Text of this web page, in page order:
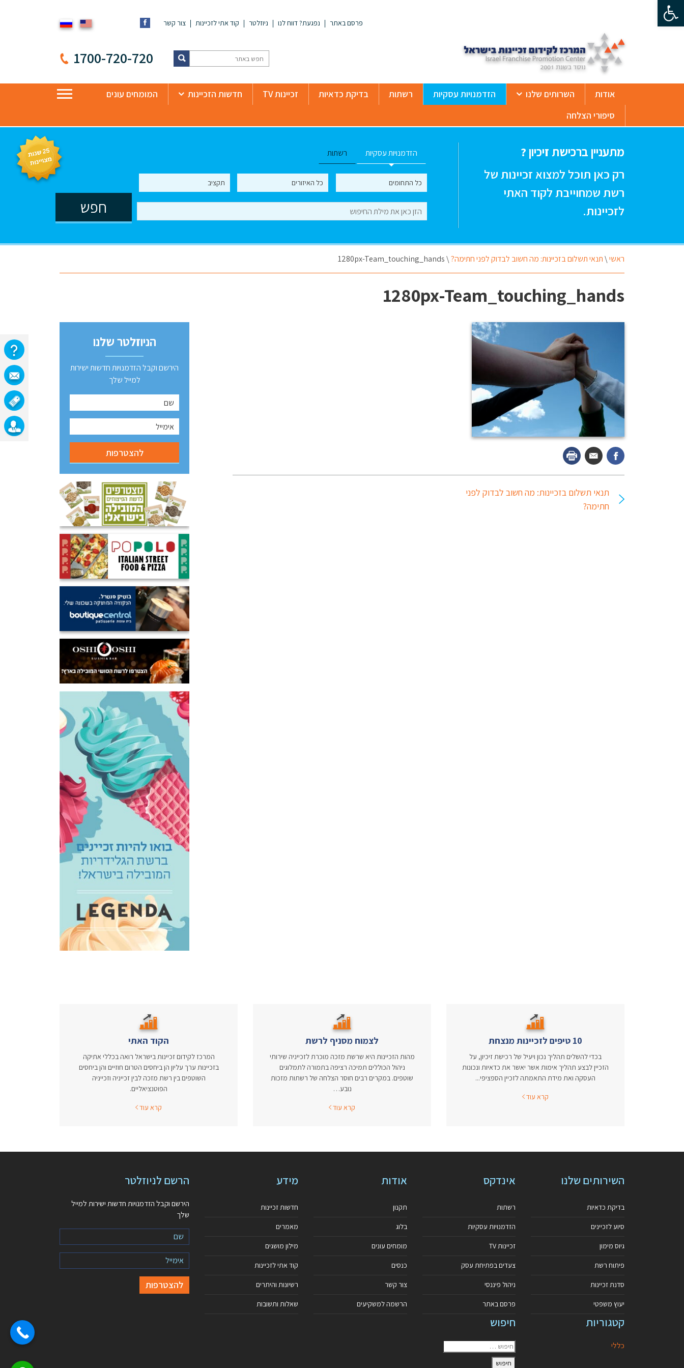
פתח סרגל נגישות
פרסם באתר נפגעת? דווח לנו ניוזלטר קוד אתי לזכיינות צור קשר
1700-720-720
אודות השרותים שלנו הזדמנויות עסקיות רשתות בדיקת כדאיות זכיינות TV חדשות הזכיינות
המומחים עונים
סיפורי הצלחה
מתעניין ברכישת זיכיון ?
רק כאן תוכל למצוא זכיינות של
רשת שמחוייבת לקוד האתי
לזכיינות.
הזדמנויות עסקיות רשתות
ראשי\תנאי תשלום בזכיינות: מה חשוב לבדוק לפני חתימה?\
1280px-Team_touching_hands
1280px-Team_touching_hands
תנאי תשלום בזכיינות: מה חשוב לבדוק לפני
חתימה?
הניוזלטר שלנו
הירשם וקבל הזדמנויות חדשות ישירות
למייל שלך
10 טיפים לזכיינות מנצחת
בכדי להשלים תהליך נכון ויעיל של רכישת זיכיון, על
הזכיין לבצע תהליך אימות אשר יאשר את כדאיות ונכונות
העסקה ואת מידת התאמתה לזכיין הספציפי...
קרא עוד
לצמוח מסניף לרשת
מהות הזכיינות היא שרשת מזכה מוכרת לזכייניה שירותי
ניהול הכוללים תמיכה רציפה בתמורה לתמלוגים
שוטפים. במקרים רבים חוסר הצלחה של רשתות מזכות
נובע…
קרא עוד
הקוד האתי
המרכז לקידום זכיינות בישראל רואה בכללי אתיקה
בזכיינות ערך עליון הן ביחסים הטרום חוזיים והן ביחסים
השוטפים בין רשת מזכה לבין זכייניה וזכייניה
הפוטנציאליים.
קרא עוד
השירותים שלנו
בדיקת כדאיות
סיוע לזכיינים
גיוס מימון
פיתוח רשת
סדנת זכיינות
יעוץ משפטי
אינדקס
רשתות
הזדמנויות עסקיות
זכיינות TV
צעדים בפתיחת עסק
ניהול פיננסי
פרסם באתר
אודות
תקנון
בלוג
מומחים עונים
כנסים
צור קשר
הרשמה למשקיעים
מידע
חדשות זכיינות
מאמרים
מילון מושגים
קוד אתי לזכיינות
רשיונות והיתרים
שאלות ותשובות
קטגוריות
כללי
חיפוש
הרשם לניוזלטר
הירשם וקבל הזדמנויות חדשות ישירות למייל
שלך